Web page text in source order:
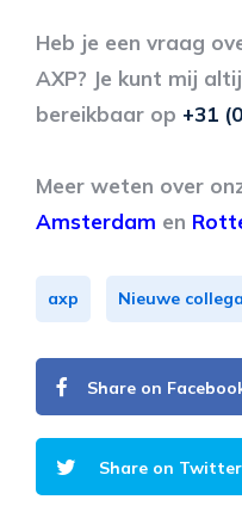
Heb je een vraag
AXP? Je kunt mij
bereikbaar op +31
Meer weten over
Amsterdam en
axp Nieuwe collega
Share on
Share on Twitter